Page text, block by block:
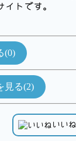
イトです。
(0)
見る(2)
いいね